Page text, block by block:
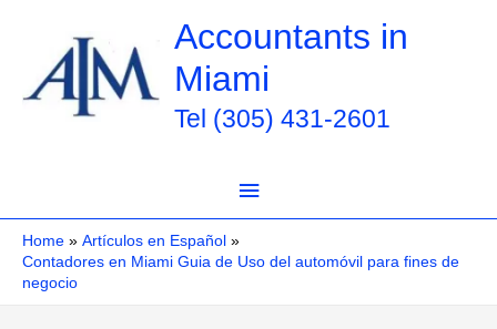
content
Accountants in
Miami
Tel (305) 431-2601
Main
Menu
Home
Artículos en Español
Contadores en Miami Guia de Uso del automóvil para fines de
negocio